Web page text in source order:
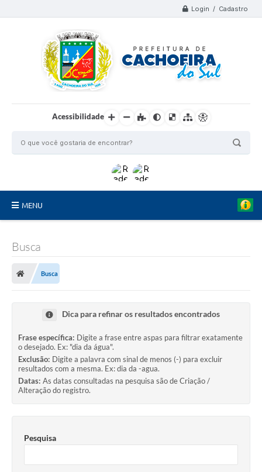
Login / Cadastro
Acessibilidade
MENU
Conselhos Municipais
Diário Oficial
Turismo
Coleta seletiva - Informações
Eventos
Legislação
Busca
Busca
Dica para refinar os resultados encontrados
Frase específica: Digite a frase entre aspas para filtrar exatamente
o desejado. Ex: "dia da água".
Exclusão: Digite a palavra com sinal de menos (-) para excluir
resultados com a mesma. Ex: dia da -agua.
Datas: As datas consultadas na pesquisa são de Criação /
Alteração do registro.
Pesquisa